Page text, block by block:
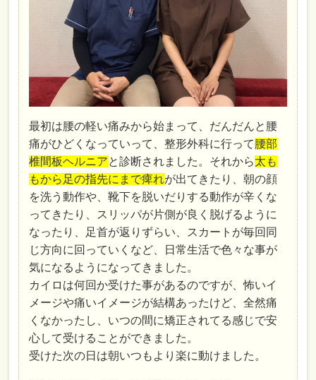
最初は腰の軽い痛みから始まって、だんだんと腰
痛がひどくなっていって、整形外科に行って腰部
椎間板ヘルニアと診断されました。それから太も
もから足の指先にまで痺れが出てきたり、朝の顔
を洗う動作や、靴下を脱いだりする動作が辛くな
ってきたり、スリッパが片側が良く脱げるように
なったり、足首が返りずらい、スカートが毎回同
じ方向に回っていくなど、日常生活で色々な事が
気になるようになってきました。
カイロは何回か受けた事があるのですが、怖いイ
メージや痛いイメージが結構あったけど、全然痛
くなかったし、いつの間に矯正されてる感じで安
心して受けることができました。
受けた次の日は朝いつもより楽に動けました。